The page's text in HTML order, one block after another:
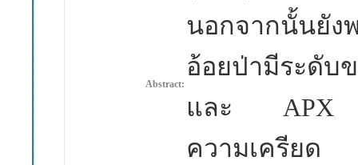
Abstract:
นอกจากนั้นยั
อ้อยป่ามีระดับ
และ
ความเครีย